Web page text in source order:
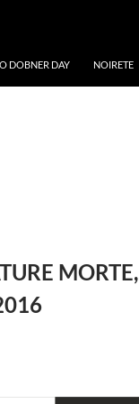
DOBNER DAY NOIRETE
MORTE,